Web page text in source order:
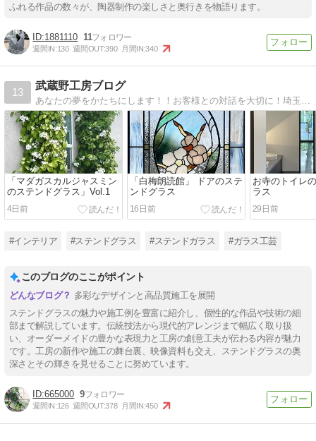
ふれる作品の数々が、陶器制作の楽しさと奥行きを物語ります。
1881110 11
週間IN:130 週間OUT:390 月間IN:340
13
武蔵野工房ブログ
あなたの夢をかたちにします！！お客様との対話を大切に！埼玉県でステンドグラスの工房と教室を行っているステンドグラスの武蔵野工房の制作blogです。
「マダガスカルジャスミン
のステンドグラス」Vol.1
4日前
「白梅朗読館」 ドアのステ
ンドグラス
16日前
お寺のトイレ
ラス
29日前
#インテリア #ステンドグラス #ステンドガラス #ガラス工芸
このブログのここがポイント
多彩なデザインと高品質施工を展開
ステンドグラスの魅力や施工例を豊富に紹介し、個性的な作品や技術の細
部まで解説しています。伝統技法から現代的アレンジまで幅広く取り扱
い、オーダーメイドの豊かな表現力と工房の創意工夫が伝わる内容が魅力
です。工房の新作や施工の舞台裏、映像資料も交え、ステンドグラスの奥
深さとその輝きを見せることに努めています。
665000 9
週間IN:126 週間OUT:378 月間IN:450